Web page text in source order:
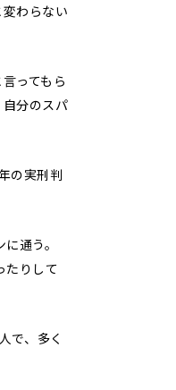
わらない
ってもら
分のスパ
の実刑判
通う。
たりして
で、多く